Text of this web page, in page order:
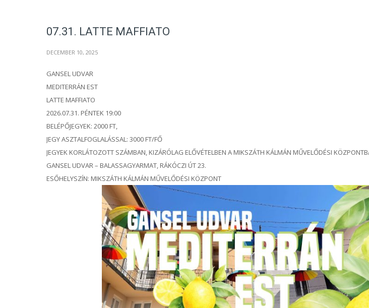
07.31. LATTE MAFFIATO
DECEMBER 10, 2025
GANSEL UDVAR
MEDITERRÁN EST
LATTE MAFFIATO
2026.07.31. PÉNTEK 19:00
BELÉPŐJEGYEK: 2000 FT,
JEGY ASZTALFOGLALÁSSAL: 3000 FT/FŐ
JEGYEK KORLÁTOZOTT SZÁMBAN, KIZÁRÓLAG ELŐVÉTELBEN A MIKSZÁTH KÁLMÁN MŰVELŐDÉSI
GANSEL UDVAR – BALASSAGYARMAT, RÁKÓCZI ÚT 23.
ESŐHELYSZÍN: MIKSZÁTH KÁLMÁN MŰVELŐDÉSI KÖZPONT